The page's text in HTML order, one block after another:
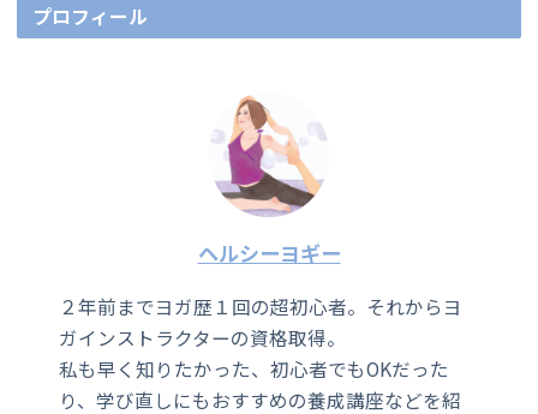
プロフィール
ヘルシーヨギー
２年前までヨガ歴１回の超初心者。それからヨ
ガインストラクターの資格取得。
私も早く知りたかった、初心者でもOKだった
り、学び直しにもおすすめの養成講座などを紹